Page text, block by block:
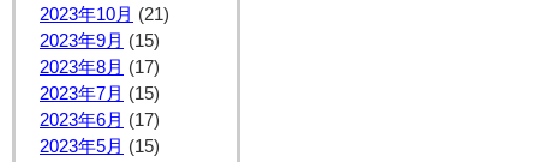
2023年10月 (21)
2023年9月 (15)
2023年8月 (17)
2023年7月 (15)
2023年6月 (17)
2023年5月 (15)